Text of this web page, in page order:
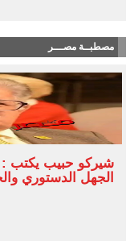
مصطبــة مصـــر
الجهل الدستوري